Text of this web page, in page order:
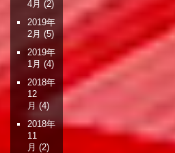
4月 (2)
2019年
2月 (5)
2019年
1月 (4)
2018年
12
月 (4)
2018年
11
月 (2)